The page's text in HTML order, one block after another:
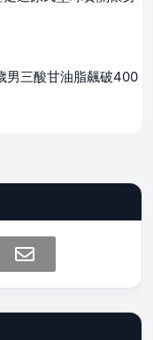
三酸甘油脂飆破400